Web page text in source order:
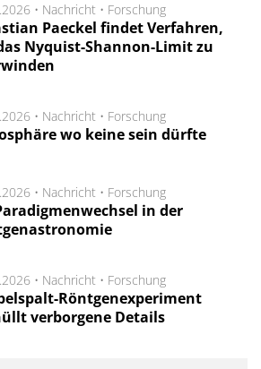
• Nachricht • Forschung
Paeckel findet Verfahren,
Nyquist-Shannon-Limit zu
• Nachricht • Forschung
wo keine sein dürfte
• Nachricht • Forschung
in der
• Nachricht • Forschung
Röntgenexperiment
verborgene Details